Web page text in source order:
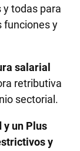
y todas para
funciones y
salarial
retributiva
sectorial.
y un Plus
y